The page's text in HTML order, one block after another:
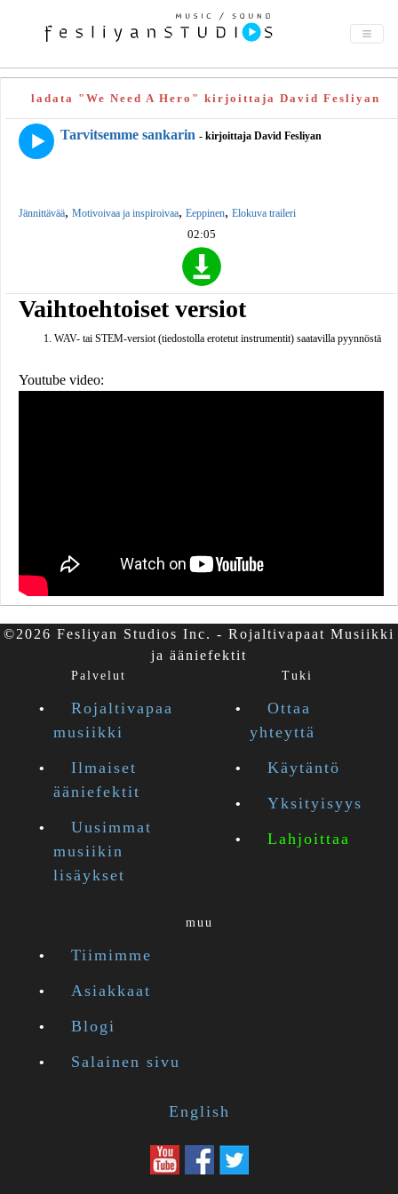
ladata "We Need A Hero" kirjoittaja David Fesliyan
Tarvitsemme sankarin - kirjoittaja David Fesliyan
Jännittävää, Motivoivaa ja inspiroivaa, Eeppinen, Elokuva traileri
02:05
Vaihtoehtoiset versiot
WAV- tai STEM-versiot (tiedostolla erotetut instrumentit) saatavilla pyynnöstä
Youtube video:
©2026 Fesliyan Studios Inc. - Rojaltivapaat Musiikki
ja ääniefektit
Palvelut
Rojaltivapaa
musiikki
Ilmaiset
ääniefektit
Uusimmat
musiikin
lisäykset
Tuki
Ottaa
yhteyttä
Käytäntö
Yksityisyys
Lahjoittaa
muu
Tiimimme
Asiakkaat
Blogi
Salainen sivu
English